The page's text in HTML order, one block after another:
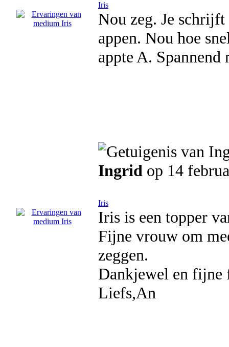
Iris
Nou zeg. Je
appen. Nou hoe
appte A.
Ingrid op 14
Iris
Iris is een topper
Fijne vrouw om
zeggen.
Dankjewel en fijne
Liefs,An